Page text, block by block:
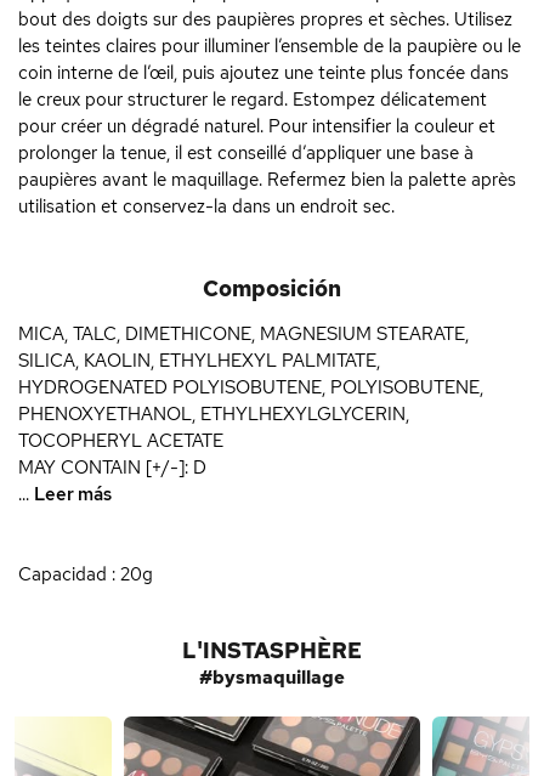
bout des doigts sur des paupières propres et sèches. Utilisez
les teintes claires pour illuminer l’ensemble de la paupière ou le
coin interne de l’œil, puis ajoutez une teinte plus foncée dans
le creux pour structurer le regard. Estompez délicatement
pour créer un dégradé naturel. Pour intensifier la couleur et
prolonger la tenue, il est conseillé d’appliquer une base à
paupières avant le maquillage. Refermez bien la palette après
utilisation et conservez-la dans un endroit sec.
Composición
MICA, TALC, DIMETHICONE, MAGNESIUM STEARATE,
SILICA, KAOLIN, ETHYLHEXYL PALMITATE,
HYDROGENATED POLYISOBUTENE, POLYISOBUTENE,
PHENOXYETHANOL, ETHYLHEXYLGLYCERIN,
TOCOPHERYL ACETATE
MAY CONTAIN [+/-]: D
... Leer más
Capacidad : 20g
L'INSTASPHÈRE
#bysmaquillage